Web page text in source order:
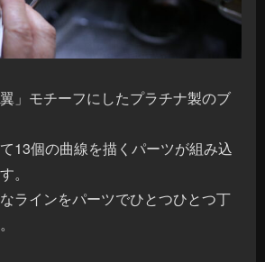
」モチーフにしたプラチナ製のブ
13個の曲線を描くパーツが組み込
。
ラインをパーツでひとつひとつ丁